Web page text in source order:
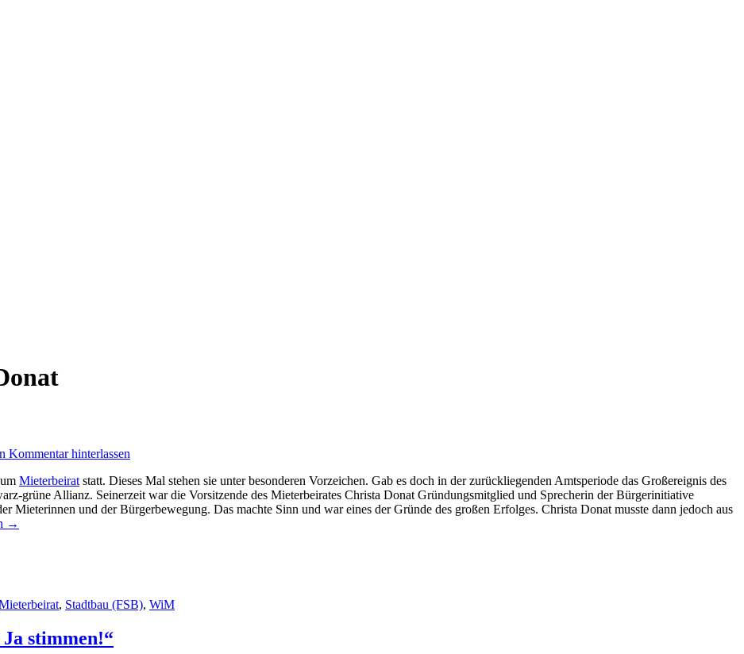
Kommentar hinterlassen
Mieterbeirat statt. Dieses Mal stehen sie unter besonderen Vorzeichen. Gab es doch in der zurückliegenden Amtsperiode das Großereignis des
grüne Allianz. Seinerzeit war die Vorsitzende des Mieterbeirates Christa Donat Gründungsmitglied und Sprecherin der Bürgerinitiative
Mieterinnen und der Bürgerbewegung. Das machte Sinn und war eines der Gründe des großen Erfolges. Christa Donat musste dann jedoch aus
→
, Stadtbau (FSB), WiM
stimmen!“